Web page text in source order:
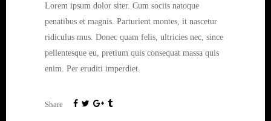
Lorem ipsum dolor siter. Cum sociis natoque
penatibus et magnis. Parturient montes, it nascetur
ridiculus mus. Donec quam felis, ultricies nec, since
pellentesque eu, pretium quis consequat massa quis
enim. Per eruditi imperdiet.
Share